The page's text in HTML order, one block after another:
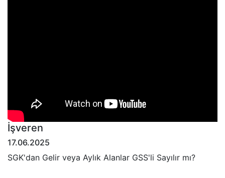
İşveren
17.06.2025
SGK'dan Gelir veya Aylık Alanlar GSS'li Sayılır mı?